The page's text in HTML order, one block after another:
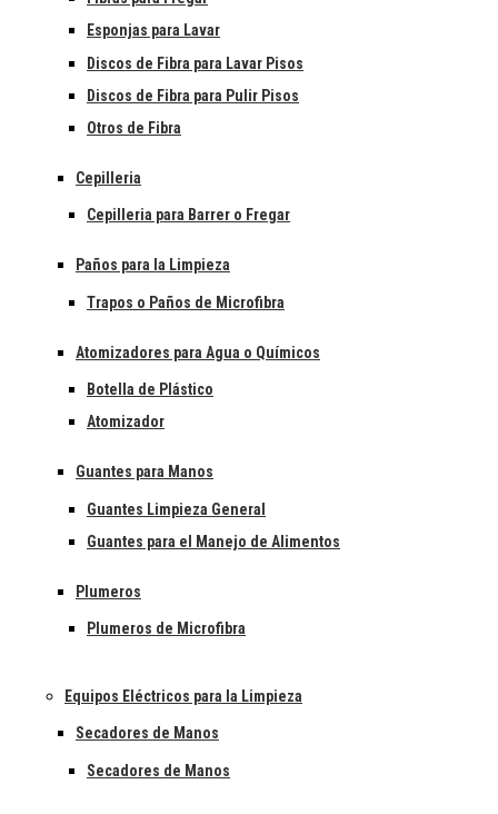
Esponjas para Lavar
Discos de Fibra para Lavar Pisos
Discos de Fibra para Pulir Pisos
Otros de Fibra
Cepilleria
Cepilleria para Barrer o Fregar
Paños para la Limpieza
Trapos o Paños de Microfibra
Atomizadores para Agua o Químicos
Botella de Plástico
Atomizador
Guantes para Manos
Guantes Limpieza General
Guantes para el Manejo de Alimentos
Plumeros
Plumeros de Microfibra
Equipos Eléctricos para la Limpieza
Secadores de Manos
Secadores de Manos